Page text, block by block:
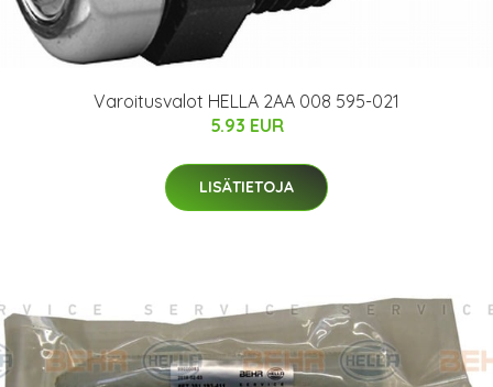
Varoitusvalot HELLA 2AA 008 595-021
5.93 EUR
LISÄTIETOJA